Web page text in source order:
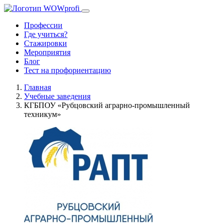
Профессии
Где учиться?
Стажировки
Мероприятия
Блог
Тест на профориентацию
Главная
Учебные заведения
КГБПОУ «Рубцовский аграрно-промышленный
техникум»